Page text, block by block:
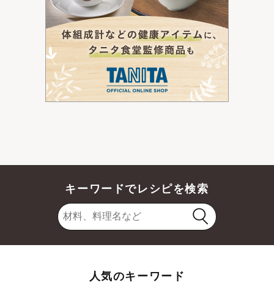
キーワードでレシピを検索
人気のキーワード